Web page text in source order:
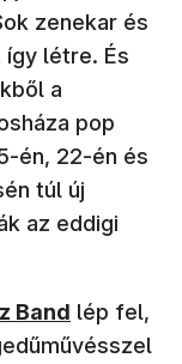
zenekar és
létre. És
a
pop
én, 22-én és
túl új
az eddigi
Band lép fel,